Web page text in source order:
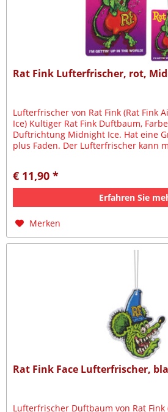
Rat Fink Lufterfrischer, rot,
Lufterfrischer von Rat Fink (Rat Fink
Ice) Kultiger Rat Fink Duftbaum,
Duftrichtung Midnight Ice. Hat eine
plus Faden. Der Lufterfrischer kann
€ 11,90 *
Erfahren Sie
Merken
Rat Fink Face Lufterfrischer,
Lufterfrischer Duftbaum von Rat Fink